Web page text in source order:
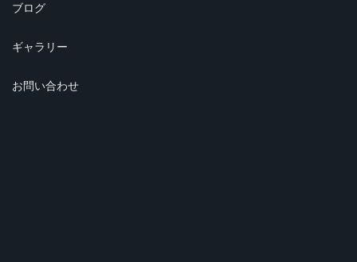
ブログ
ギャラリー
お問い合わせ